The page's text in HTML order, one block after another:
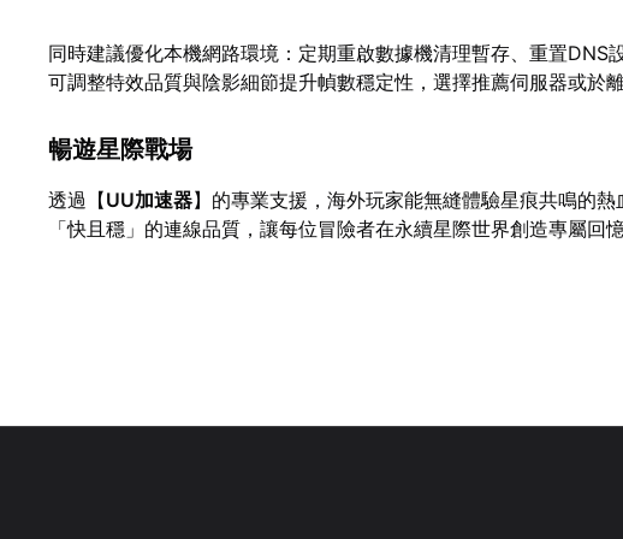
同時建議優化本機網路環境：定期重啟數據機清理暫存、重置
可調整特效品質與陰影細節提升幀數穩定性，選擇推薦伺服器或於
暢遊星際戰場
透過【UU加速器】的專業支援，海外玩家能無縫體驗星痕共鳴的
「快且穩」的連線品質，讓每位冒險者在永續星際世界創造專屬回